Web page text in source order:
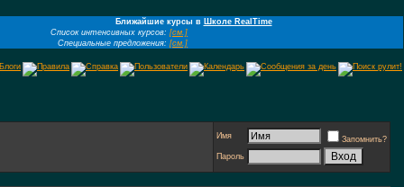
Ближайшие курсы в Школе RealTime
Список интенсивных курсов: [см.]
Специальные предложения: [см.]
Имя
Запомнить?
Пароль